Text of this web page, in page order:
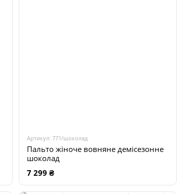
Артикул: 771/шоколад
Пальто жіноче вовняне демісезонне
шоколад
7 299 ₴